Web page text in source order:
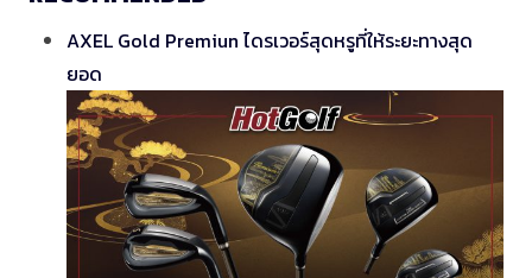
AXEL Gold Premiun ไดรเวอร์สุดหรูที่ให้ระยะทางสุด
ยอด